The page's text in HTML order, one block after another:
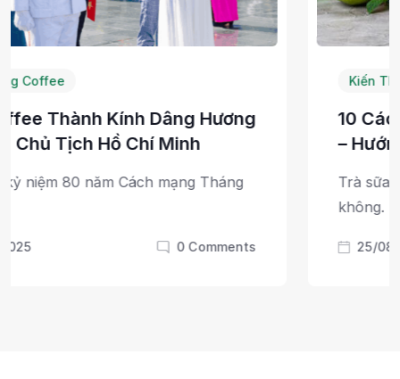
Kiến Thức Cà Phê
10 Cách pha trà sữa tại nhà chuẩn vị
– Hướng dẫn chi
Trà sữa – món thức uống “gây thương nhớ”
Comments